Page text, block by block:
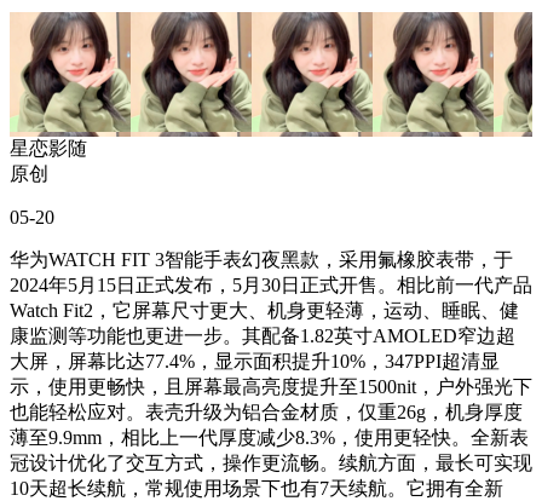
星恋影随
原创
05-20
华为WATCH FIT 3智能手表幻夜黑款，采用氟橡胶表带，于
2024年5月15日正式发布，5月30日正式开售。相比前一代产品
Watch Fit2，它屏幕尺寸更大、机身更轻薄，运动、睡眠、健
康监测等功能也更进一步。其配备1.82英寸AMOLED窄边超
大屏，屏幕比达77.4%，显示面积提升10%，347PPI超清显
示，使用更畅快，且屏幕最高亮度提升至1500nit，户外强光下
也能轻松应对。表壳升级为铝合金材质，仅重26g，机身厚度
薄至9.9mm，相比上一代厚度减少8.3%，使用更轻快。全新表
冠设计优化了交互方式，操作更流畅。续航方面，最长可实现
10天超长续航，常规使用场景下也有7天续航。它拥有全新